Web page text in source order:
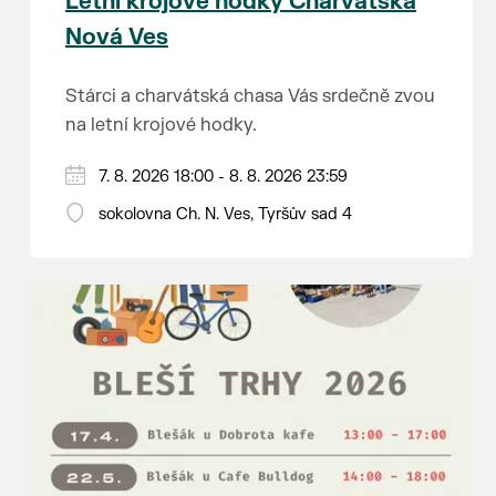
Nová Ves
Stárci a charvátská chasa Vás srdečně zvou
na letní krojové hodky.
PÁTEK 7. srpna
18:00 - ruční stavění máje
14:00 - krojový průvod pro stárky od
hostince “U Buvola”
16:00 - odpolední zábava na sokolovně
21:00 - večerní zábava
K tanci a poslechu bude hrát DH
Lanžhotčané.
7. 8. 2026 18:00 - 8. 8. 2026 23:59
sokolovna Ch. N. Ves, Tyršův sad 4